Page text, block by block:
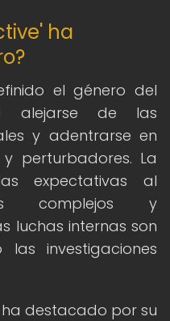
ha
el género del
alejarse de las
y adentrarse en
perturbadores. La
expectativas al
complejos y
luchas internas son
investigaciones
ha destacado por su